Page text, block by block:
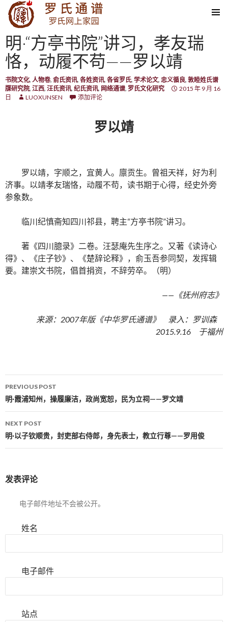
SKIP TO CONTENT
明·“方亭书院”讲习，孝友瑞
恪，动履不苟——罗以靖
书院文化, 人物卷, 俞氏资讯, 各姓资讯, 各省罗氏, 学术论文, 忠义循良, 敦睦姓氏谱
牒研究院, 江西, 汪氏资讯, 纪氏资讯, 网络通谱, 罗氏文化研究
2015 年 9 月 16
日
LUOXUNSEN 添加评论
罗以靖
罗以靖，字顺之，宜黄人。廪贡生。曾祖天祥，好为利
济事。以靖孝友瑞恪，动履不苟，读书期于心得，经史外旁
参象数。
临川纪慎斋知四川祁县，聘主“方亭书院”讲习。
著《四川臆录》二卷。汪瑟庵先生序之。又著《读诗心
得》、《庄子钞》、《楚辞论释》，俞玉吾参同契，发挥辑
要。建崇文书院，倡首捐资，不辞劳卒。（明）
——《抚州府志》
来源：2007年版《中华罗氏通谱》 录入：罗训森
2015.9.16 于福州
Post navigation
PREVIOUS POST
明·霞浦知州，操履廉洁，政尚宽恕，民为立祠——罗文靖
NEXT POST
明·以子钦顺贵，封吏部右侍郎，身先表士，教立行尊——罗用俊
发表评论
电子邮件地址不会被公开。
姓名
电子邮件
站点